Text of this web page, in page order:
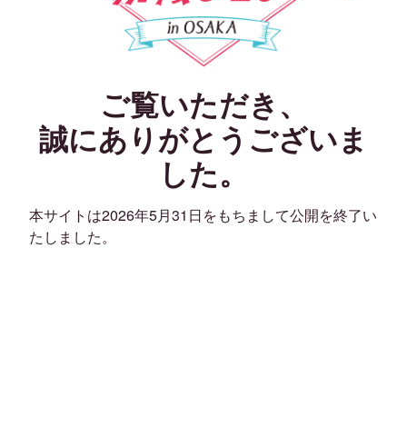
ご覧いただき、
誠にありがとうございま
した。
本サイトは2026年5月31日をもちまして公開を終了い
たしました。